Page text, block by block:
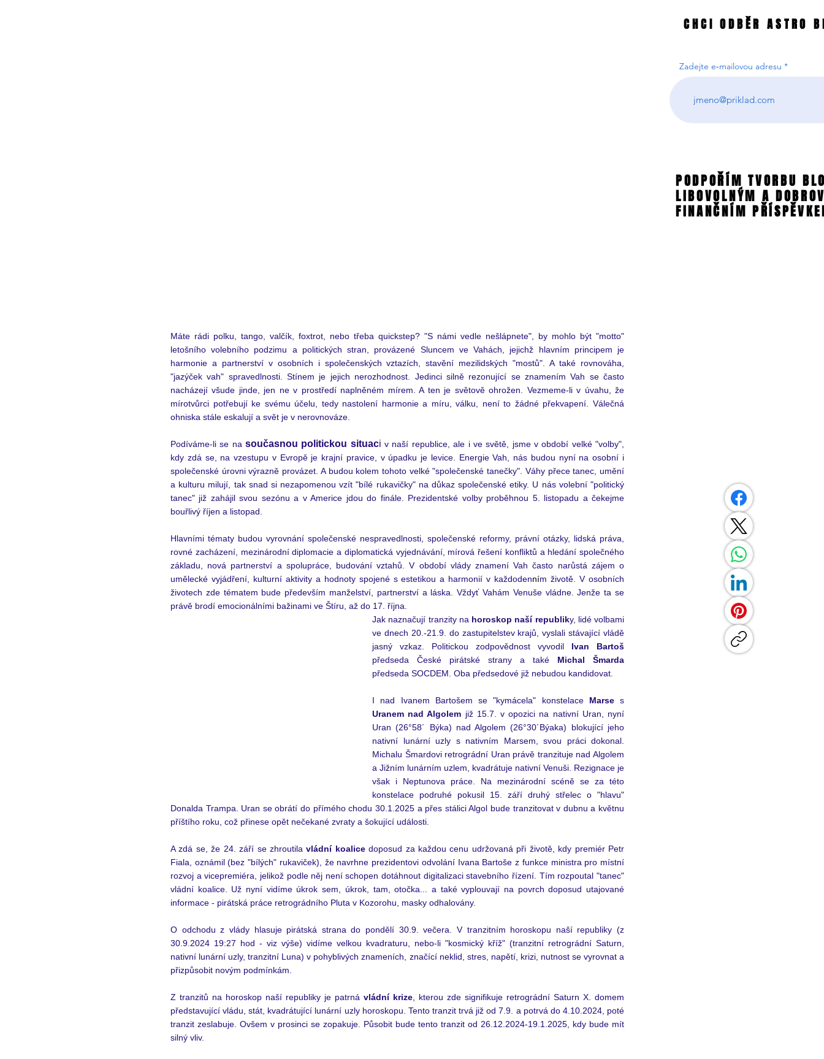
Máte rádi polku, tango, valčík, foxtrot, nebo třeba quickstep? "S námi vedle nešlápnete", by mohlo být "motto"
letošního volebního podzimu a politických stran, provázené Sluncem ve Vahách, jejichž hlavním principem je
harmonie a partnerství v osobních i společenských vztazích, stavění mezilidských "mostů". A také rovnováha,
"jazýček vah" spravedlnosti. Stínem je jejich nerozhodnost. Jedinci silně rezonující se znamením Vah se často
nacházejí všude jinde, jen ne v prostředí naplněném mírem. A ten je světově ohrožen. Vezmeme-li v úvahu, že
mírotvůrci potřebují ke svému účelu, tedy nastolení harmonie a míru, válku, není to žádné překvapení. Válečná
ohniska stále eskalují a svět je v nerovnováze.
Podíváme-li se na současnou politickou situaci v naší republice, ale i ve světě, jsme v období velké "volby",
kdy zdá se, na vzestupu v Evropě je krajní pravice, v úpadku je levice. Energie Vah, nás budou nyní na osobní i
společenské úrovni výrazně provázet. A budou kolem tohoto velké "společenské tanečky". Váhy přece tanec, umění
a kulturu milují, tak snad si nezapomenou vzít "bílé rukavičky" na důkaz společenské etiky. U nás volební "politický
tanec" již zahájil svou sezónu a v Americe jdou do finále. Prezidentské volby proběhnou 5. listopadu a čekejme
bouřlivý říjen a listopad.
Hlavními tématy budou vyrovnání společenské nespravedlnosti, společenské reformy, právní otázky, lidská práva,
rovné zacházení, mezinárodní diplomacie a diplomatická vyjednávání, mírová řešení konfliktů a hledání společného
základu, nová partnerství a spolupráce, budování vztahů. V období vlády znamení Vah často narůstá zájem o
umělecké vyjádření, kulturní aktivity a hodnoty spojené s estetikou a harmonií v každodenním životě. V osobních
životech zde tématem bude především manželství, partnerství a láska. Vždyť Vahám Venuše vládne. Jenže ta se
právě brodí emocionálními bažinami ve Štíru, až do 17. října.
Jak naznačují tranzity na horoskop naší republiky, lidé volbami
ve dnech 20. -21.9. do zastupitelstev krajů, vyslali stávající vládě
jasný vzkaz. Politickou zodpovědnost vyvodil
předseda České pirátské strany a také Michal Šmarda
předseda SOCDEM. Oba předsedové již nebudou kandidovat.
I nad Ivanem Bartošem se "kymácela" konstelace Marse
Uranem nad Algolem již 15.7. v opozici na nativní Uran, nyní
Uran (26°58´ Býka) nad Algolem (26°30´Býaka) blokující jeho
nativní lunární uzly s nativním Marsem, svou práci dokonal.
Michalu Šmardovi retrográdní Uran právě tranzituje nad Algolem
a Jižním lunárním uzlem, kvadrátuje nativní Venuši. Rezignace je
však i Neptunova práce. Na mezinárodní scéně se za této
konstelace podruhé pokusil 15. září druhý střelec o "hlavu"
Donalda Trampa. Uran se obrátí do přímého chodu 30.1.2025 a přes stálici Algol bude tranzitovat v dubnu a květnu
příštího roku, což přinese opět nečekané zvraty a šokující události.
A zdá se, že 24. září se zhroutila vládní koalice doposud za každou cenu udržovaná při životě, kdy premiér Petr
Fiala, oznámil (bez "bílých" rukaviček), že navrhne prezidentovi odvolání Ivana Bartoše z funkce ministra pro místní
rozvoj a vicepremiéra, jelikož podle něj není schopen dotáhnout digitalizaci stavebního řízení. Tím rozpoutal "tanec"
vládní koalice. Už nyní vidíme úkrok sem, úkrok, tam, otočka... a také vyplouvají na povrch doposud utajované
informace - pirátská práce retrográdního Pluta v Kozorohu, masky odhalovány.
O odchodu z vlády hlasuje pirátská strana do pondělí 30.9. večera. V tranzitním horoskopu naší republiky (z
30.9.2024 19:27 hod - viz výše) vidíme velkou kvadraturu, nebo-li "kosmický kříž" (tranzitní retrográdní Saturn,
nativní lunární uzly, tranzitní Luna) v pohyblivých znameních, značící neklid, stres, napětí, krizi, nutnost se vyrovnat a
přizpůsobit novým podmínkám.
Z tranzitů na horoskop naší republiky je patrná vládní krize , kterou zde signifikuje retrográdní Saturn X. domem
představující vládu, stát, kvadrátující lunární uzly horoskopu. Tento tranzit trvá již od 7.9. a potrvá do 4.10.2024, poté
tranzit zeslabuje. Ovšem v prosinci se zopakuje. Působit bude tento tranzit od 26.12.2024-19.1.2025, kdy bude mít
silný vliv.
CHCI ODBĚR ASTRO
CHCI ODBĚR ASTRO
Zadejte e‑mailovou adresu
PODPOŘÍM TVORBU
LIBOVOLNÝM A
FINANČNÍM
PODPOŘÍM TVORBU
LIBOVOLNÝM A
FINANČNÍM